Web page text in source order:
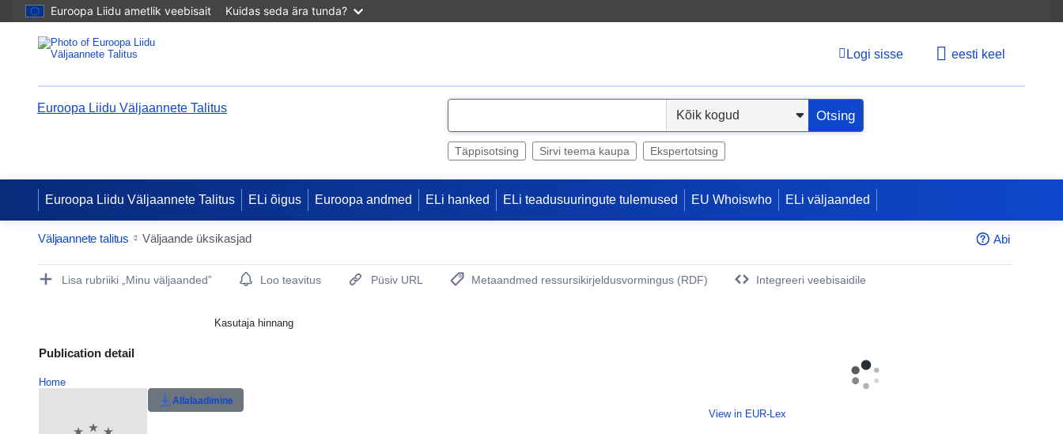
Euroopa Liidu ametlik veebisait Kuidas seda ära tunda?
Logi sisse eesti keel
Euroopa Liidu Väljaannete Talitus
e
Otsing
Täppisotsing Sirvi teema kaupa Ekspertotsing
Euroopa Liidu Väljaannete Talitus ELi õigus Euroopa andmed ELi hanked ELi teadusuuringute tulemused EU Whoiswho ELi väljaanded
Väljaannete talitus Väljaande üksikasjad Abi
Publication Detail Actions Portlet
Lisa rubriiki „Minu väljaanded” Loo teavitus Püsiv URL
Metaandmed ressursikirjeldusvormingus (RDF)
Integreeri veebisaidile
Kasutaja hinnang
Publication detail
Home
Allalaadimine
View in EUR-Lex